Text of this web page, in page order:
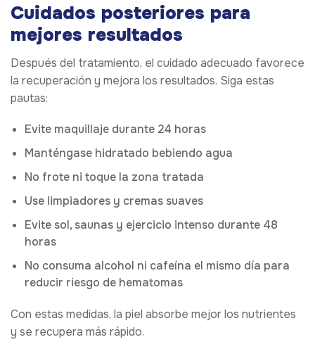
Cuidados posteriores para
mejores resultados
Después del tratamiento, el cuidado adecuado favorece
la recuperación y mejora los resultados. Siga estas
pautas:
Evite maquillaje durante 24 horas
Manténgase hidratado bebiendo agua
No frote ni toque la zona tratada
Use limpiadores y cremas suaves
Evite sol, saunas y ejercicio intenso durante 48
horas
No consuma alcohol ni cafeína el mismo día para
reducir riesgo de hematomas
Con estas medidas, la piel absorbe mejor los nutrientes
y se recupera más rápido.